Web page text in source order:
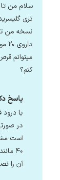
تری
میتوانم
کنم؟
پاسخ
با درود
در
است
۴۰
آن را